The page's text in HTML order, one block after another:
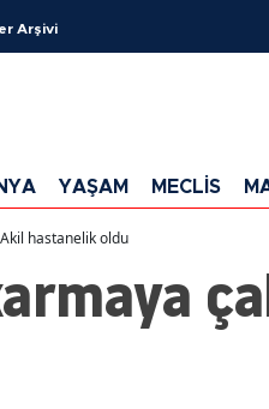
Arşivi
YAŞAM MECLİS
hastanelik oldu